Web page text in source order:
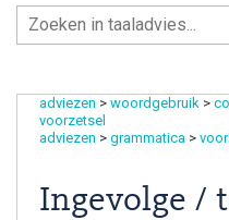
adviezen > woordgebruik >
voorzetsel
adviezen > grammatica >
Ingevolge /